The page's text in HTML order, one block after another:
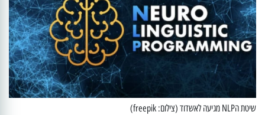
שיטת הNLP מגיעה לאשדוד (צילום: freepik)